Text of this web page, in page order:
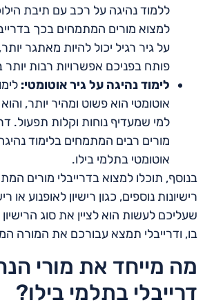
ללמוד נהיגה על רכב עם תיבת
למצוא מורים המתמחים בכך
על גיר רגיל יכול להיות מאתגר
פותח בפניכם אפשרויות רבות יותר
לימוד נהיגה על גיר אוטומטי:
אוטומטי הוא פשוט ומהיר יותר,
למי שמעדיף נוחות וקלות תפעול.
מורים רבים המתמחים בלימוד
אוטומטי בתלמי בילו.
בנוסף, תוכלו למצוא בדרייבלי מורים
רישיונות נוספים, כגון רישיון לאופנוע או
שעליכם לעשות הוא לציין את סוג
בו, ודרייבלי תמצא עבורכם את המורה
מה מייחד את מורי
דרייבלי בתלמי בילו?